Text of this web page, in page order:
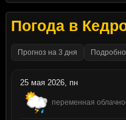
Погода в
Прогноз на 3 дня
25 мая 2026, пн
переменная